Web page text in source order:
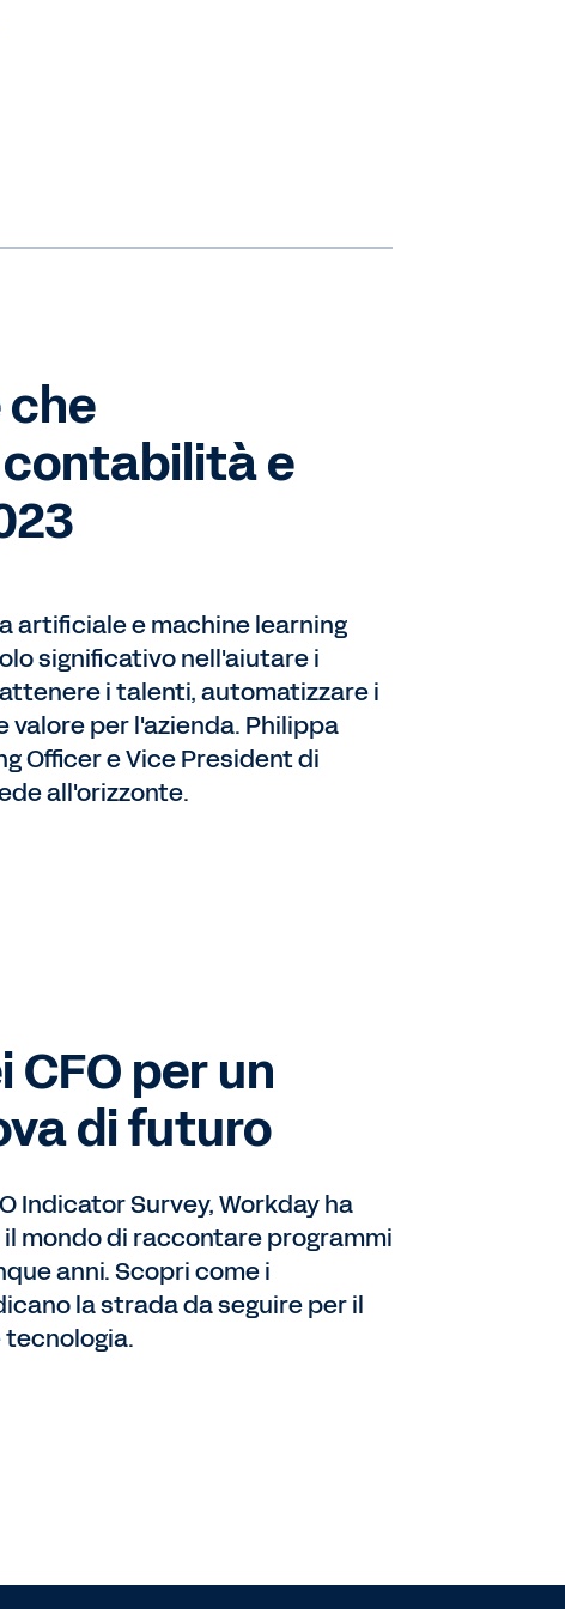
che
e
artificiale e machine learning
significativo nell'aiutare i
i talenti, automatizzare i
per l'azienda. Philippa
Officer e Vice President di
all'orizzonte.
per un
di futuro
Indicator Survey, Workday ha
mondo di raccontare programmi
anni. Scopri come i
la strada da seguire per il